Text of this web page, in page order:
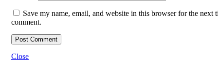
Save my name, email, and website in this browser for the next
comment.
Close